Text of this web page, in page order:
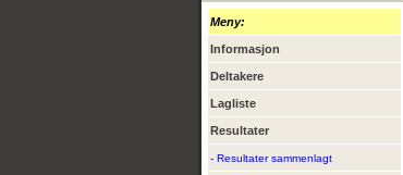
Meny:
Informasjon
Deltakere
Lagliste
Resultater
- Resultater sammenlagt